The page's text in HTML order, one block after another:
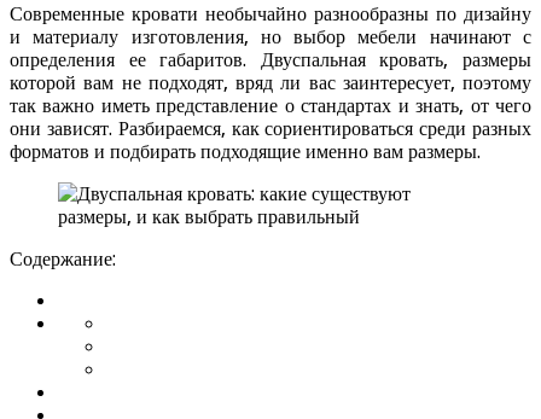
Современные кровати необычайно разнообразны по дизайну
и материалу изготовления, но выбор мебели начинают с
определения ее габаритов. Двуспальная кровать, размеры
которой вам не подходят, вряд ли вас заинтересует, поэтому
так важно иметь представление о стандартах и знать, от чего
они зависят. Разбираемся, как сориентироваться среди разных
форматов и подбирать подходящие именно вам размеры.
Содержание: